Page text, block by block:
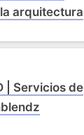
arquitectura
| Servicios de